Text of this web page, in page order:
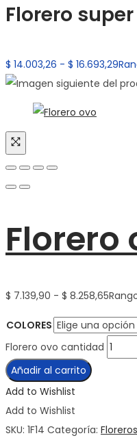
Florero
$ 14.003,26 - $ 16.693,29
Florero
$ 7.139,90 - $ 8.258,65
COLORES
Florero ovo cantidad
Añadir al carrito
Add to Wishlist
Add to Wishlist
SKU: 1F14 Categoría: